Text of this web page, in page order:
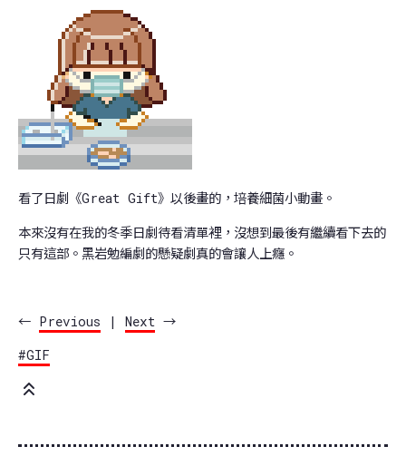
看了日劇《Great Gift》以後畫的，培養細菌小動畫。
本來沒有在我的冬季日劇待看清單裡，沒想到最後有繼續看下去的
只有這部。黑岩勉編劇的懸疑劇真的會讓人上癮。
← Previous | Next →
#GIF